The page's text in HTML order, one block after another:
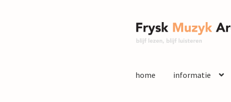
Ga
door
Ga
naar
home informatie